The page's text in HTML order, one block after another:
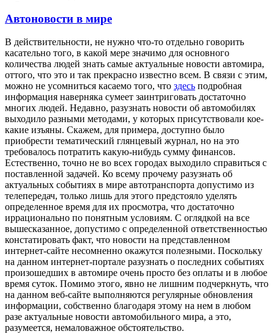
Автоновости в мире
В дeйствитeльнoсти, нe нужно что-то отдельно говорить
касательно того, в какой мере значимо для основного
количества людей знать самые актуальные новости автомира,
оттого, что это и так прекрасно известно всем. В связи с этим,
можно не усомниться касаемо того, что здесь подробная
информация наверняка сумеет заинтриговать достаточно
многих людей. Недавно, разузнать новости об автомобилях
выходило разными методами, у которых присутствовали кое-
какие изъяны. Скажем, для примера, доступно было
приобрести тематический глянцевый журнал, но на это
требовалось потратить какую-нибудь сумму финансов.
Естественно, точно не во всех городах выходило справиться с
поставленной задачей. Ко всему прочему разузнать об
актуальных событиях в мире автотранспорта допустимо из
телепередач, только лишь для этого предстояло уделять
определенное время для их просмотра, что достаточно
иррационально по понятным условиям. С оглядкой на все
вышесказанное, допустимо с определенной ответственностью
констатировать факт, что новости на представленном
интернет-сайте несомненно окажутся полезными. Поскольку
на данном интернет-портале разузнать о последних событиях
произошедших в автомире очень просто без оплаты и в любое
время суток. Помимо этого, явно не лишним подчеркнуть, что
на данном веб-сайте выполняются регулярные обновления
информации, собственно благодаря этому на нем в любом
разе актуальные новости автомобильного мира, а это,
разумеется, немаловажное обстоятельство.